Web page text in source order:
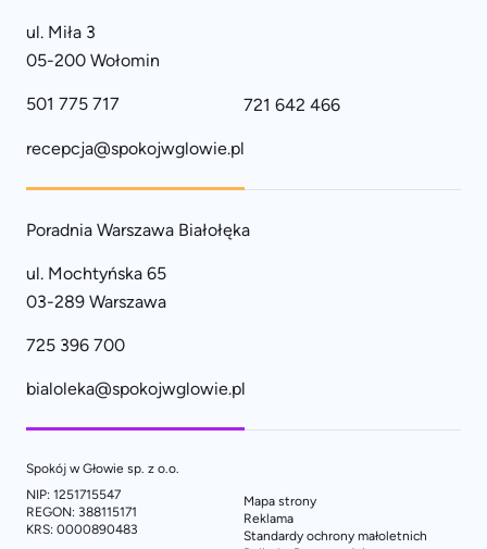
ul. Miła 3
05-200 Wołomin
501 775 717 721 642 466
recepcja@spokojwglowie.pl
Poradnia Warszawa Białołęka
ul. Mochtyńska 65
03-289 Warszawa
725 396 700
bialoleka@spokojwglowie.pl
Spokój w Głowie sp. z o.o.
NIP: 1251715547
REGON: 388115171
KRS: 0000890483
Mapa strony
Reklama
Standardy ochrony małoletnich